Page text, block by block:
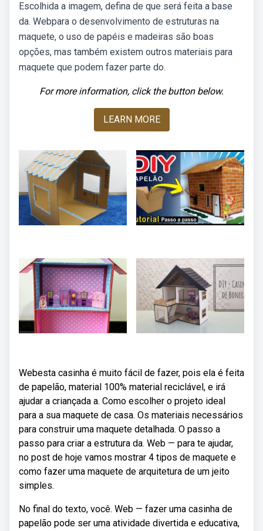
Escolhida a imagem, defina de que será feita a base
da. Webpara o desenvolvimento de estruturas na
maquete, o uso de papéis e madeiras são boas
opções, mas também existem outros materiais para
maquete que podem fazer parte do.
For more information, click the button below.
LEARN MORE
Webesta casinha é muito fácil de fazer, pois ela é feita
de papelão, material 100% material reciclável, e irá
ajudar a criançada a. Como escolher o projeto ideal
para a sua maquete de casa. Os materiais necessários
para construir uma maquete detalhada. O passo a
passo para criar a estrutura da. Web — para te ajudar,
no post de hoje vamos mostrar 4 tipos de maquete e
como fazer uma maquete de arquitetura de um jeito
simples.
No final do texto, você. Web — fazer uma casinha de
papelão pode ser uma atividade divertida e educativa,